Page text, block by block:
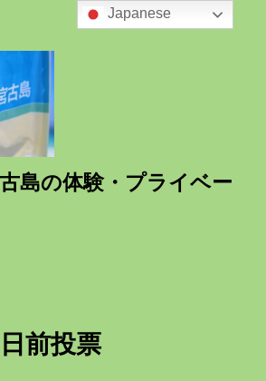
島の体験・プライベー
前投票
Japanese